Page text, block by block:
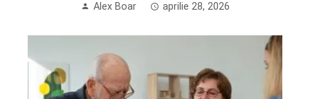
Alex Boar aprilie 28, 2026